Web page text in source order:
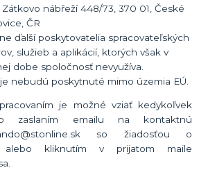
Zátkovo nábřeží 448/73, 370 01, České
ČR
ďalší poskytovatelia spracovateľských
služieb a aplikácií, ktorých však v
dobe spoločnosť nevyužíva.
nebudú poskytnuté mimo územia EÚ.
je možné vziať kedykoľvek
zaslaním emailu na kontaktnú
so žiadosťou o
alebo kliknutím v prijatom maile